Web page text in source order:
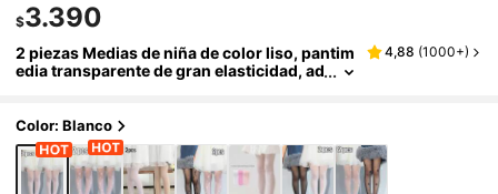
$3.390
2 piezas Medias de niña de color liso, pantim
edia transparente de gran elasticidad, ad
4,88 (1000+)
Color: Blanco